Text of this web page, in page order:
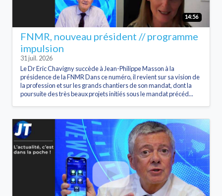
14:56
FNMR, nouveau président // programme
impulsion
31 juil. 2026
Le Dr Eric Chavigny succède à Jean-Philippe Masson à la
présidence de la FNMR Dans ce numéro, il revient sur sa vision de
la profession et sur les grands chantiers de son mandat, dont la
poursuite des très beaux projets initiés sous le mandat précéd...